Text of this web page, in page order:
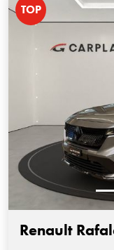
TOP
Renault